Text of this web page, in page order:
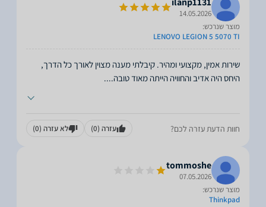
14.05.2026
מוצר שנרכש:
LENOVO LEGION 5 5070 TI
שירות אמין, מקצועי ומהיר. קיבלתי מענה מצוין לאורך כל הדרך,
היחס היה אדיב והחוויה הייתה מאוד טובה....
חוות הדעת עזרה לכם? עזרה (0) לא עזרה (0)
tommoshe
07.05.2026
מוצר שנרכש:
Thinkpad